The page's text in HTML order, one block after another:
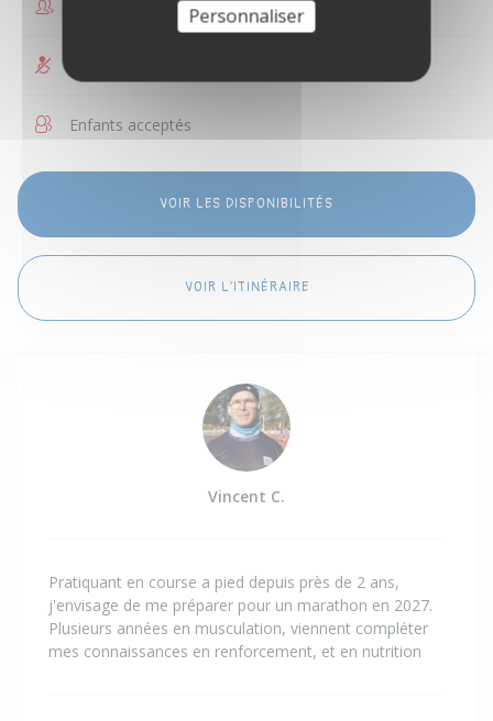
Enfants acceptés
VOIR LES DISPONIBILITÉS
VOIR L'ITINÉRAIRE
Vincent C.
Pratiquant en course a pied depuis près de 2 ans,
j'envisage de me préparer pour un marathon en 2027.
Plusieurs années en musculation, viennent compléter
mes connaissances en renforcement, et en nutrition
Personnaliser